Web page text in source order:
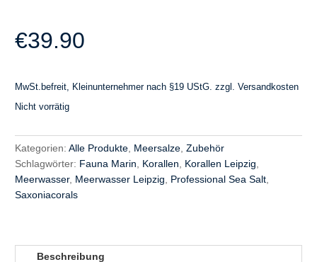
€39.90
MwSt.befreit, Kleinunternehmer nach §19 UStG. zzgl. Versandkosten
Nicht vorrätig
Kategorien: Alle Produkte Meersalze Zubehör
Schlagwörter: Fauna Marin Korallen Korallen Leipzig
Meerwasser, Meerwasser Leipzig Professional Sea Salt
Saxoniacorals
Beschreibung